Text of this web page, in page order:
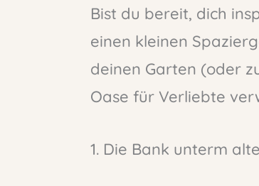
Bist du bereit, dich
einen kleinen
deinen Garten (oder
Oase für Verliebte
1. Die Bank unterm